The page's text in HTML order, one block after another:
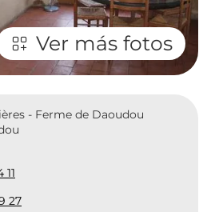
Ver más fotos
- Ferme de Daoudou
27